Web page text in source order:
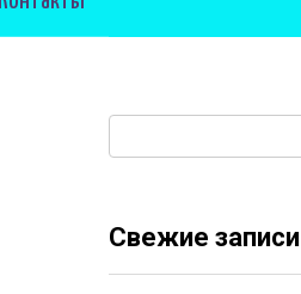
Свежие записи